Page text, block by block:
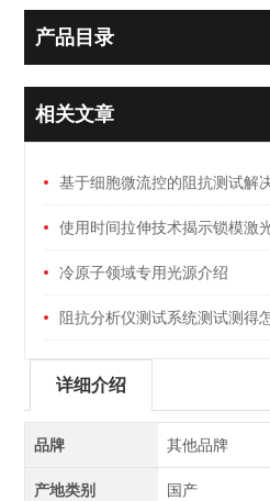
产品目录
相关文章
基于细胞微流控的阻抗测试解
使用时间拉伸技术揭示锁模激
冷原子领域专用光源介绍
阻抗分析仪测试系统测试测得
详细介绍
品牌 其他品牌
产地类别 国产